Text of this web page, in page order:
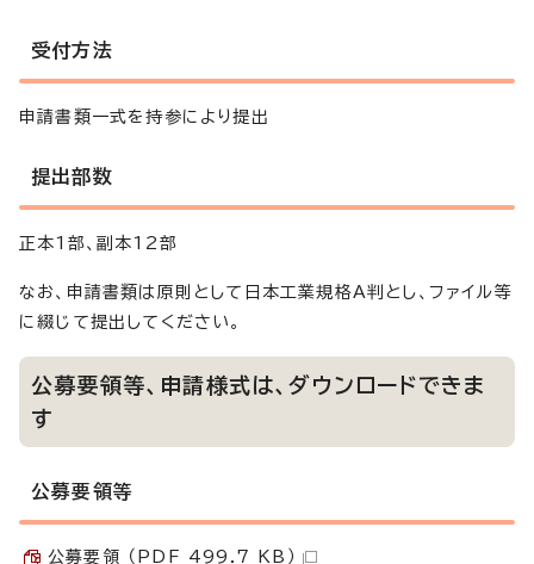
受付方法
申請書類一式を持参により提出
提出部数
正本1部、副本12部
なお、申請書類は原則として日本工業規格A判とし、ファイル等
に綴じて提出してください。
公募要領等、申請様式は、ダウンロードできま
す
公募要領等
公募要領 （PDF 499.7 KB）